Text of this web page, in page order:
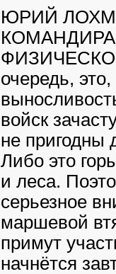
ЮРИЙ
очередь,
войск
не пригодны
Либо это
и леса.
серьезное
маршевой
примут
начнётся